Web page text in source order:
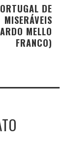
DE
MISERÁVEIS
MELLO
FRANCO)